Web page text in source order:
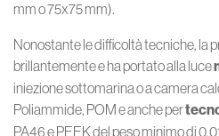
mm o 75x75 mm).
Nonostante le difficoltà tecniche, la
brillantemente e ha portato alla luce
iniezione sottomarina o a camera
Poliammide, POM e anche per
PA46 e PEEK del peso minimo di